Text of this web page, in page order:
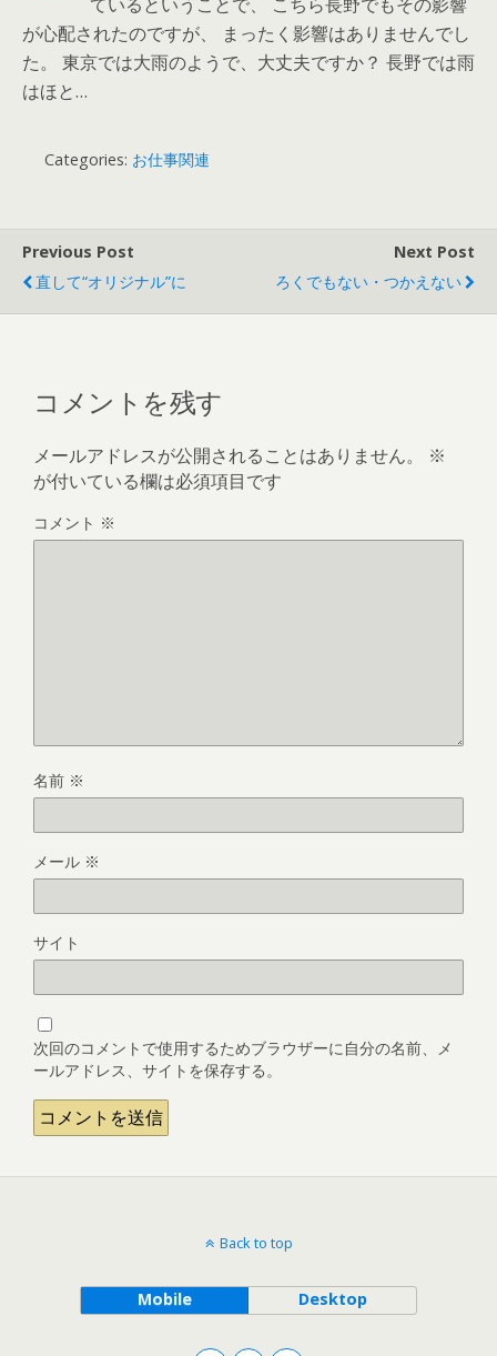
が心配されたのですが、 まったく影響はありませんでし
た。 東京では大雨のようで、大丈夫ですか？ 長野では雨
はほと…
Categories: お仕事関連
Previous Post
直して“オリジナル”に
Next Post
ろくでもない・つかえない
コメントを残す
メールアドレスが公開されることはありません。
※
が付いている欄は必須項目です
コメント ※
名前 ※
メール ※
サイト
次回のコメントで使用するためブラウザーに自分の名前、メ
ールアドレス、サイトを保存する。
Back to top
Mobile Desktop